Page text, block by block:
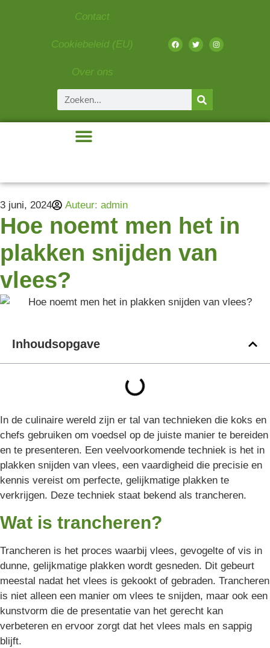
Contact
Cookiebeleid (EU)
Over ons
3 juni, 2024 Auteur: admin
Hoe noemt men het in
plakken snijden van
vlees?
Inhoudsopgave
In de culinaire wereld zijn er tal van technieken die koks en
chefs gebruiken om voedsel op de juiste manier te bereiden
en te presenteren. Een veelvoorkomende techniek is het in
plakken snijden van vlees, een vaardigheid die precisie en
kennis vereist om perfecte, gelijkmatige plakken te
verkrijgen. Deze techniek staat bekend als trancheren.
Wat is trancheren?
Trancheren is het proces waarbij vlees, gevogelte of vis in
dunne, gelijkmatige plakken wordt gesneden. Dit gebeurt
meestal nadat het vlees is gekookt of gebraden. Trancheren
is niet alleen een manier om vlees te snijden, maar ook een
kunstvorm die de presentatie van het gerecht kan
verbeteren en ervoor zorgt dat het vlees mals en sappig
blijft.